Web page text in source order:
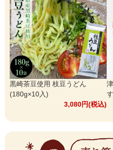
黒崎茶豆使用 枝豆うどん
(180g×10入)
3,080円(税込)